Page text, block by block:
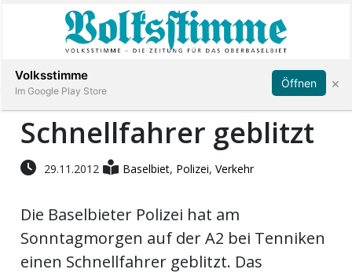
Immobilien
Stellen
Abonnieren Anmelden
Schnellfahrer geblitzt
29.11.2012 Baselbiet, Polizei,Verkehr
Die Baselbieter Polizei hat am
Sonntagmorgen auf der A2 bei Tenniken
einen Schnellfahrer geblitzt. Das
Volksstimme
Im Google Play Store
Öffnen ×